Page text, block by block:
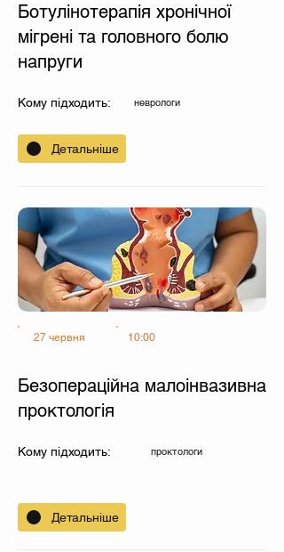
Ботулінотерапія хронічної
мігрені та головного болю
напруги
Кому підходить: неврологи
Детальніше
27 червня 10:00
Безопераційна малоінвазивна
проктологія
Кому підходить: проктологи
Детальніше